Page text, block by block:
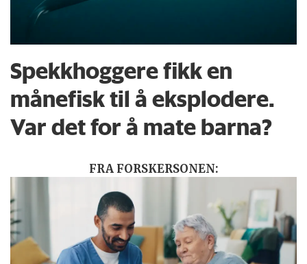
Spekkhoggere fikk en
månefisk til å eksplodere.
Var det for å mate barna?
FRA FORSKERSONEN: